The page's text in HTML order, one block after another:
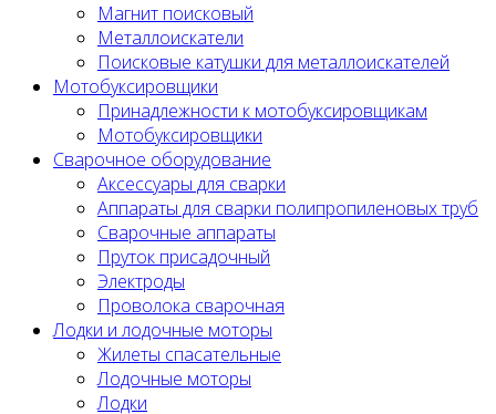
Магнит поисковый
Металлоискатели
Поисковые катушки для металлоискателей
Мотобуксировщики
Принадлежности к мотобуксировщикам
Мотобуксировщики
Сварочное оборудование
Аксессуары для сварки
Аппараты для сварки полипропиленовых труб
Сварочные аппараты
Пруток присадочный
Электроды
Проволока сварочная
Лодки и лодочные моторы
Жилеты спасательные
Лодочные моторы
Лодки